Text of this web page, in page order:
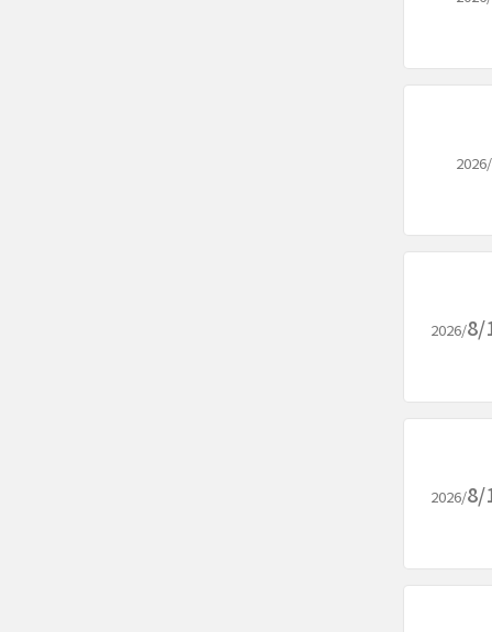
2026/
2026/8/
2026/8/